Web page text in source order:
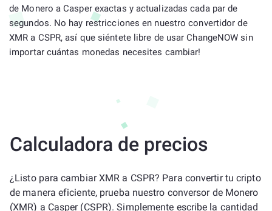
de Monero a Casper exactas y actualizadas cada par de
segundos. No hay restricciones en nuestro convertidor de
XMR a CSPR, así que siéntete libre de usar ChangeNOW sin
importar cuántas monedas necesites cambiar!
Calculadora de precios
¿Listo para cambiar XMR a CSPR? Para convertir tu cripto
de manera eficiente, prueba nuestro conversor de Monero
(XMR) a Casper (CSPR). Simplemente escribe la cantidad